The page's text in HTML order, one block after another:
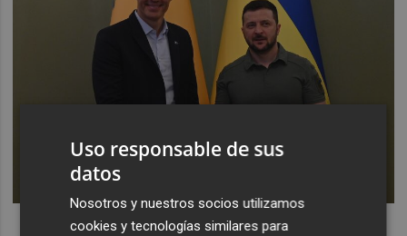
Uso responsable de sus
datos
Nosotros y nuestros socios utilizamos
cookies y tecnologías similares para